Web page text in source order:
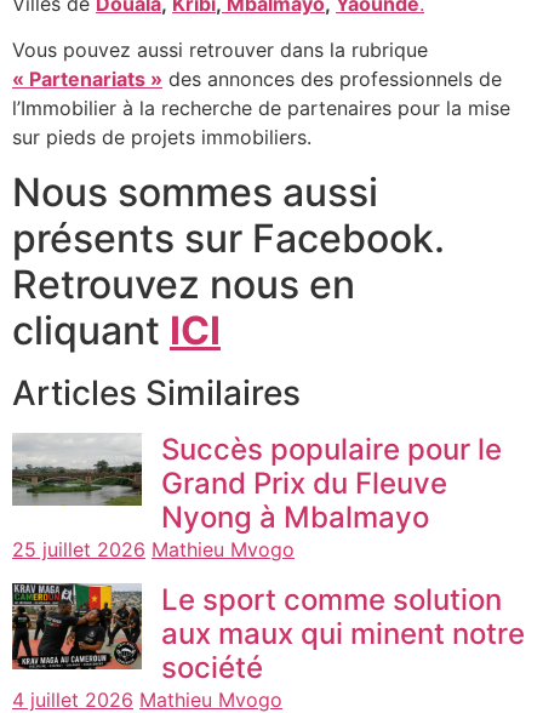
Vous pouvez aussi retrouver dans la rubrique
« Partenariats » des annonces des professionnels de
l’Immobilier à la recherche de partenaires pour la mise
sur pieds de projets immobiliers.
Nous sommes aussi
présents sur Facebook.
Retrouvez nous en
cliquant ICI
Articles Similaires
Succès populaire pour le
Grand Prix du Fleuve
Nyong à Mbalmayo
25 juillet 2026 Mathieu Mvogo
Le sport comme solution
aux maux qui minent notre
société
4 juillet 2026 Mathieu Mvogo